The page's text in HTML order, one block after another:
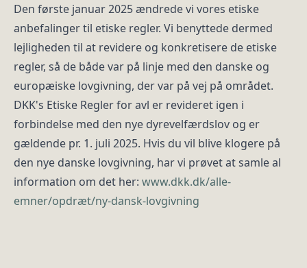
Den første januar 2025 ændrede vi vores etiske
anbefalinger til etiske regler. Vi benyttede dermed
lejligheden til at revidere og konkretisere de etiske
regler, så de både var på linje med den danske og
europæiske lovgivning, der var på vej på området.
DKK's Etiske Regler for avl er revideret igen i
forbindelse med den nye dyrevelfærdslov og er
gældende pr. 1. juli 2025. Hvis du vil blive klogere på
den nye danske lovgivning, har vi prøvet at samle al
information om det her: www.dkk.dk/alle-
emner/opdræt/ny-dansk-lovgivning